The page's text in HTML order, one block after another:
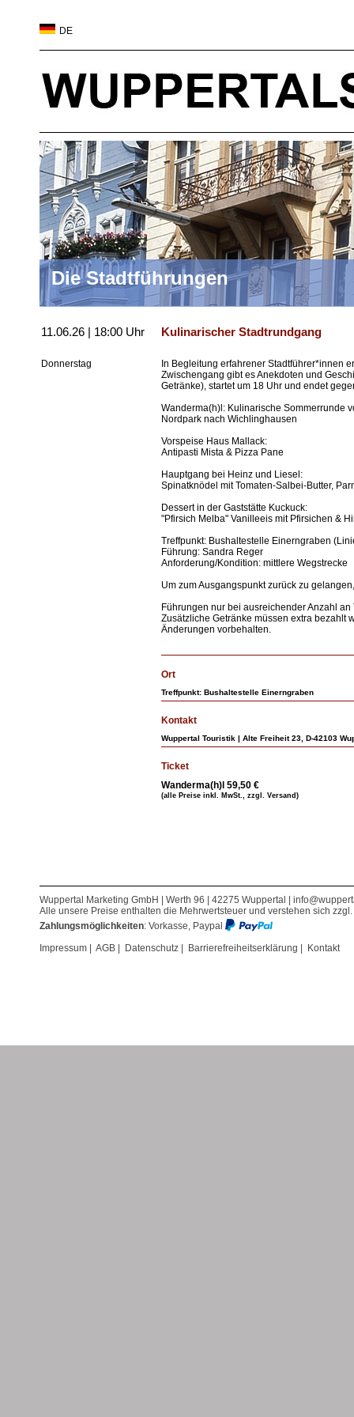
DE
Die Stadtführungen
11.06.26 | 18:00 Uhr Kulinarischer Stadtrundgang
Donnerstag
In Begleitung erfahrener Stadtführer*innen
Zwischengang gibt es Anekdoten und
Getränke), startet um 18 Uhr und endet
Wanderma(h)l: Kulinarische Sommerrunde
Nordpark nach Wichlinghausen
Vorspeise Haus Mallack:
Antipasti Mista & Pizza Pane
Hauptgang bei Heinz und Liesel:
Spinatknödel mit Tomaten-Salbei-Butter,
Dessert in der Gaststätte Kuckuck:
"Pfirsich Melba" Vanilleeis mit Pfirsichen &
Treffpunkt: Bushaltestelle Einerngraben
Führung: Sandra Reger
Anforderung/Kondition: mittlere Wegstrecke
Um zum Ausgangspunkt zurück zu
Führungen nur bei ausreichender Anzahl
Zusätzliche Getränke müssen extra bezahlt
Änderungen vorbehalten.
Ort
Treffpunkt: Bushaltestelle Einerngraben
Kontakt
Wuppertal Touristik | Alte Freiheit 23, D-42103
Ticket
Wanderma(h)l 59,50 €
(alle Preise inkl. MwSt., zzgl. Versand)
Wuppertal Marketing GmbH | Werth 96 | 42275 Wuppertal |
Alle unsere Preise enthalten die Mehrwertsteuer und verstehen sich
Zahlungsmöglichkeiten: Vorkasse, Paypal
Impressum | AGB | Datenschutz | Barrierefreiheitserklärung | Kontakt